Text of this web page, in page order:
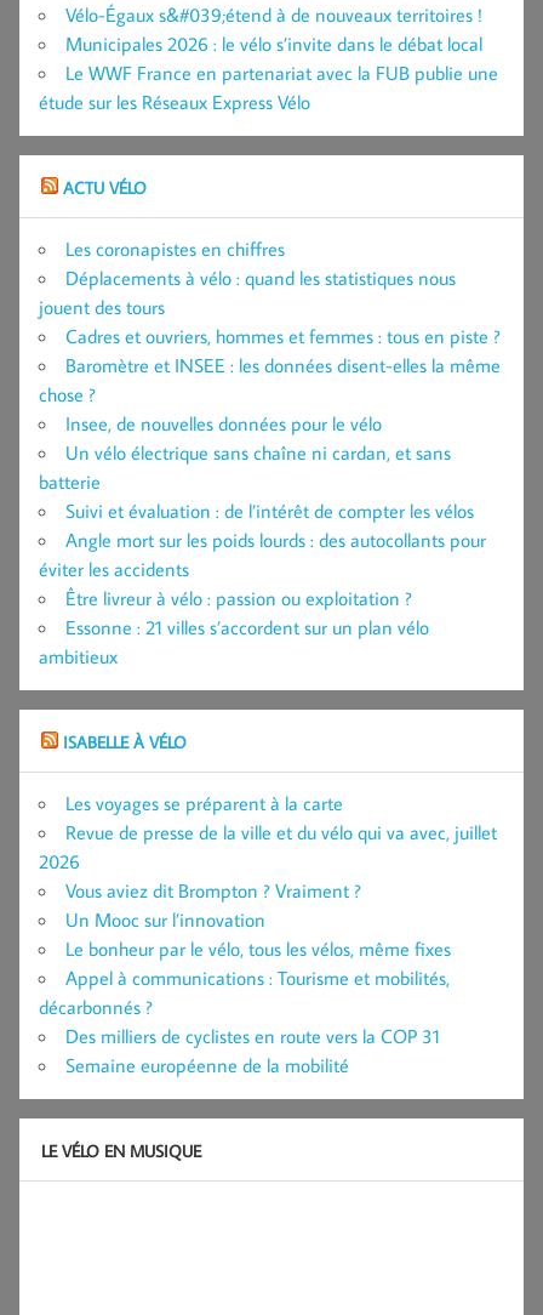
Vélo-Égaux s&#039;étend à de nouveaux territoires !
Municipales 2026 : le vélo s’invite dans le débat local
Le WWF France en partenariat avec la FUB publie une
étude sur les Réseaux Express Vélo
ACTU VÉLO
Les coronapistes en chiffres
Déplacements à vélo : quand les statistiques nous
jouent des tours
Cadres et ouvriers, hommes et femmes : tous en piste ?
Baromètre et INSEE : les données disent-elles la même
chose ?
Insee, de nouvelles données pour le vélo
Un vélo électrique sans chaîne ni cardan, et sans
batterie
Suivi et évaluation : de l’intérêt de compter les vélos
Angle mort sur les poids lourds : des autocollants pour
éviter les accidents
Être livreur à vélo : passion ou exploitation ?
Essonne : 21 villes s’accordent sur un plan vélo
ambitieux
ISABELLE À VÉLO
Les voyages se préparent à la carte
Revue de presse de la ville et du vélo qui va avec, juillet
2026
Vous aviez dit Brompton ? Vraiment ?
Un Mooc sur l’innovation
Le bonheur par le vélo, tous les vélos, même fixes
Appel à communications : Tourisme et mobilités,
décarbonnés ?
Des milliers de cyclistes en route vers la COP 31
Semaine européenne de la mobilité
LE VÉLO EN MUSIQUE